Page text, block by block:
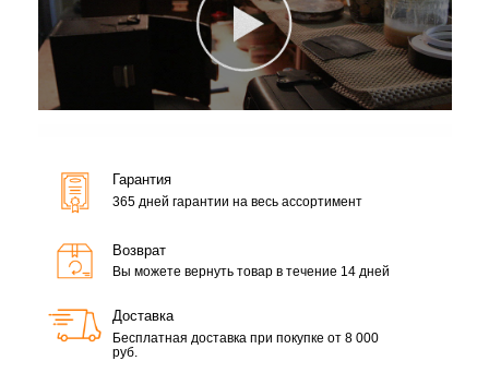
Гарантия
365 дней гарантии на весь ассортимент
Возврат
Вы можете вернуть товар в течение 14 дней
Доставка
Бесплатная доставка при покупке от 8 000
руб.